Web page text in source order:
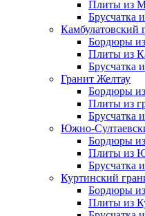
Плиты из
Брусчатка
Камбулатовский
Бордюры из
Плиты из
Брусчатка
Гранит Желтау
Бордюры
Плиты из
Брусчатка
Южно-
Бордюры
Плиты из
Брусчатка
Куртинский
Бордюры из
Плиты из